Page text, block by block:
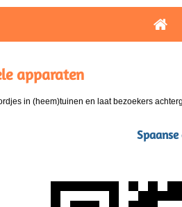
apparaten
in (heem)tuinen en laat bezoekers